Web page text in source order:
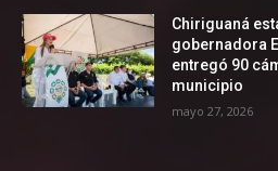
Chiriguaná
gobernadora
entregó 90
municipio
mayo 27, 2026